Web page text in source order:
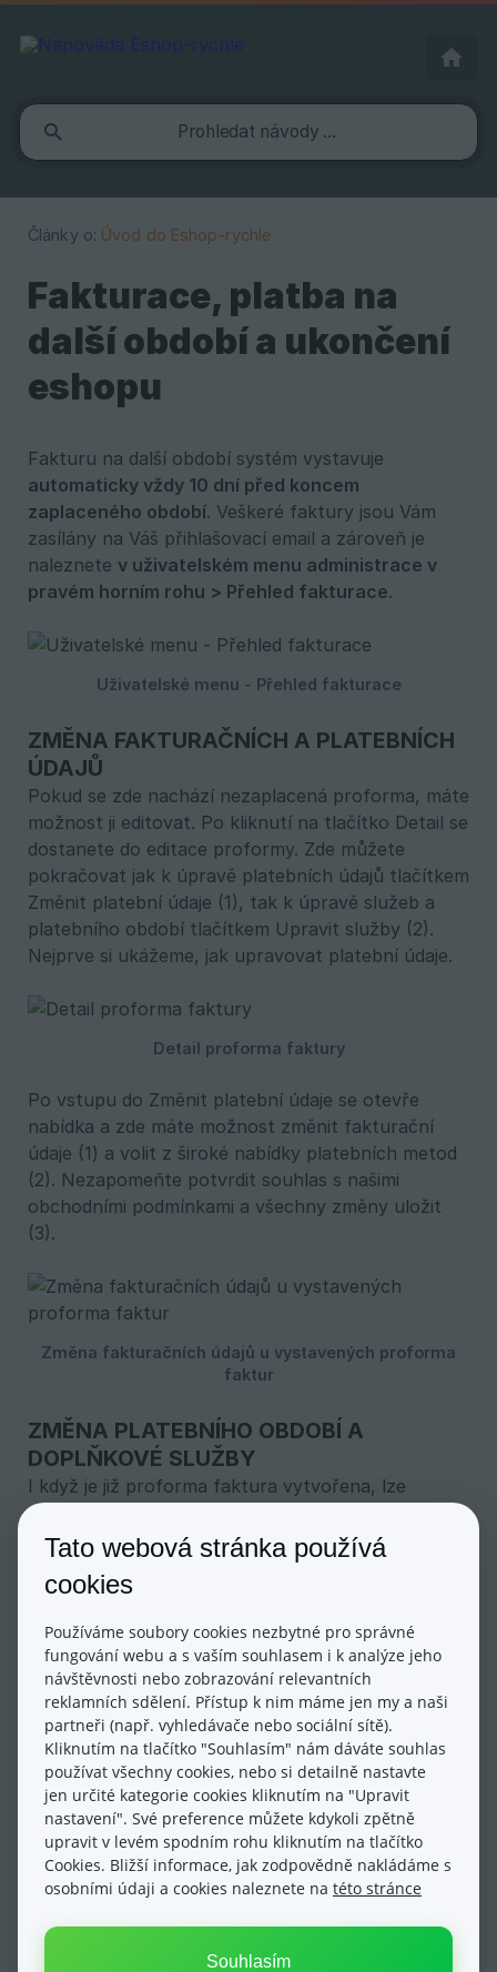
Články o: Úvod do Eshop-rychle
Fakturace, platba na
další období a ukončení
eshopu
Fakturu na další období systém vystavuje
automaticky vždy 10 dní před koncem
zaplaceného období. Veškeré faktury jsou Vám
zasílány na Váš přihlašovací email a zároveň je
naleznete v uživatelském menu administrace v
pravém horním rohu > Přehled fakturace.
ZMĚNA FAKTURAČNÍCH A PLATEBNÍCH
ÚDAJŮ
Pokud se zde nachází nezaplacená proforma, máte
možnost ji editovat. Po kliknutí na tlačítko Detail se
dostanete do editace proformy. Zde můžete
pokračovat jak k úpravě platebních údajů tlačítkem
Změnit platební údaje (1), tak k úpravě služeb a
platebního období tlačítkem Upravit služby (2).
Nejprve si ukážeme, jak upravovat platební údaje.
Po vstupu do Změnit platební údaje se otevře
nabídka a zde máte možnost změnit fakturační
údaje (1) a volit z široké nabídky platebních metod
(2). Nezapomeňte potvrdit souhlas s našimi
obchodními podmínkami a všechny změny uložit
(3).
ZMĚNA PLATEBNÍHO OBDOBÍ A
DOPLŇKOVÉ SLUŽBY
I když je již proforma faktura vytvořena, lze
snadno upravit zvolené platební období i další
služby. V detailu proforma faktury vstupte do
položky Upravit služby (2) viz. obrázek výše.
období (1) obr. níže a dle vašeho aktuálního tarifu
se vám zobrazí také nabídka dalších služeb (2),
které lze přiobjednat.
UKONČENÍ ESHOPU
V případě, že již nechcete eshop využívat, stačí
tuto informaci zaslat pomocí tlačítka v nastavení
Tato webová stránka používá
cookies
Používáme soubory cookies nezbytné pro správné
fungování webu a s vaším souhlasem i k analýze jeho
návštěvnosti nebo zobrazování relevantních
reklamních sdělení. Přístup k nim máme jen my a naši
partneři (např. vyhledávače nebo sociální sítě).
Kliknutím na tlačítko "Souhlasím" nám dáváte souhlas
používat všechny cookies, nebo si detailně nastavte
jen určité kategorie cookies kliknutím na "Upravit
nastavení". Své preference můžete kdykoli zpětně
upravit v levém spodním rohu kliknutím na tlačítko
Cookies. Bližší informace, jak zodpovědně nakládáme s
osobními údaji a cookies naleznete na této stránce
Souhlasím